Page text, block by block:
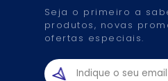
Seja o primeiro a
produtos, novas
ofertas especiais.